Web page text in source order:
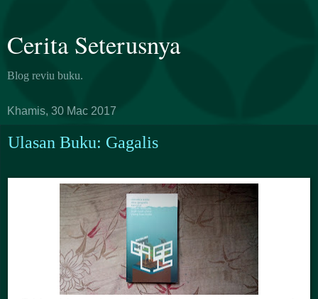
Cerita Seterusnya
Blog reviu buku.
Khamis, 30 Mac 2017
Ulasan Buku: Gagalis